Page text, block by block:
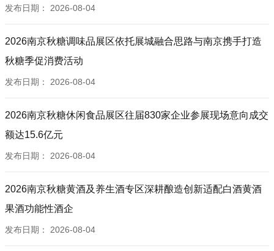
发布日期： 2026-08-04
2026南京秋糖调味品展区依托展城融合思路与南京携手打造
秋糖季促消费活动
发布日期： 2026-08-04
2026南京秋糖休闲食品展区往届830家企业参展现场意向成交
额达15.6亿元
发布日期： 2026-08-04
2026南京秋糖黄酒及养生酒专区深耕酿造创新适配白酒黄酒
果酒功能性酒企
发布日期： 2026-08-04